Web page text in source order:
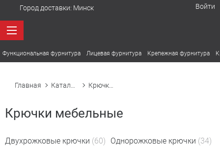
Город доставки: Минск Войти
Функциональная фурнитура Лицевая фурнитура Крепежная фурнитура
Главная
Крючки мебельные
Двухрожковые крючки (60) Однорожковые крючки (34)